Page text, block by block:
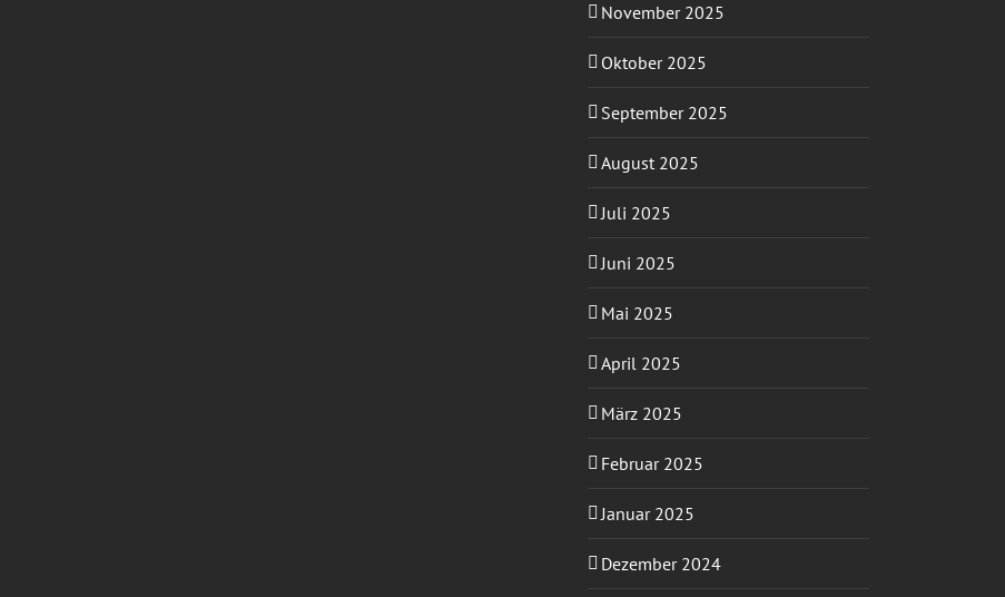
November 2025
Oktober 2025
September 2025
August 2025
Juli 2025
Juni 2025
Mai 2025
April 2025
März 2025
Februar 2025
Januar 2025
Dezember 2024